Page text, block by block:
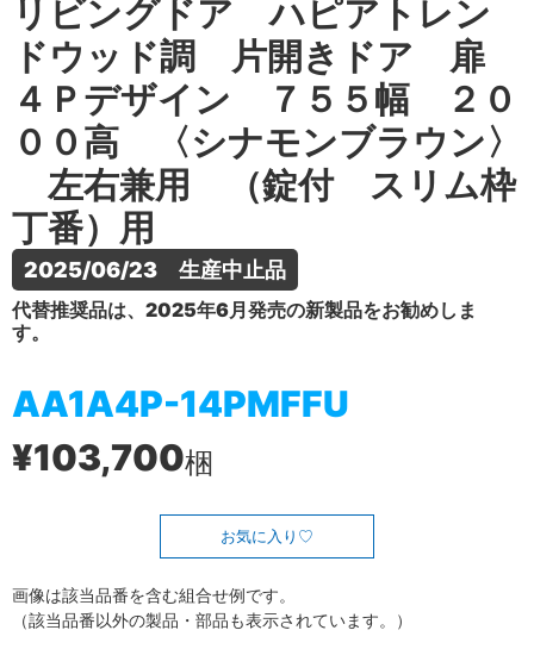
リビングドア ハピアトレン
ドウッド調 片開きドア 扉
４Ｐデザイン ７５５幅 ２０
００高 〈シナモンブラウン〉
左右兼用 （錠付 スリム枠
丁番）用
2025/06/23　生産中止品
代替推奨品は、2025年6月発売の新製品をお勧めしま
す。
AA1A4P-14PMFFU
¥103,700梱
お気に入り
画像は該当品番を含む組合せ例です。
（該当品番以外の製品・部品も表示されています。）